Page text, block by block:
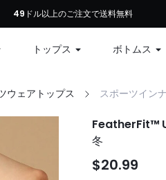
ドル以上で12%オフ、99ドル以上で15%
49ドル以上のご注文で送料無料
トップス ボトムス
ウェアトップス スポーツイン
FeatherFit™ U
冬
$20.99